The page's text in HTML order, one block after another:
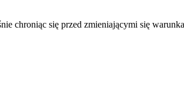
chroniąc się przed zmieniającymi się